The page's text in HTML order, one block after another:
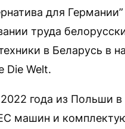
для
труда
в Беларусь в
Die Welt.
года из Польши
машин и